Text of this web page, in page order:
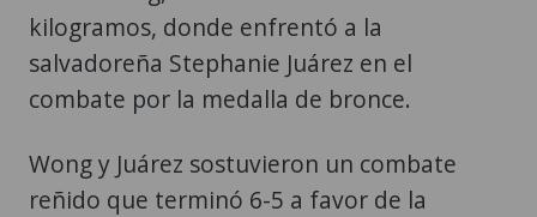
kilogramos, donde enfrentó a la
salvadoreña Stephanie Juárez en el
combate por la medalla de bronce.
Wong y Juárez sostuvieron un combate
reñido que terminó 6-5 a favor de la